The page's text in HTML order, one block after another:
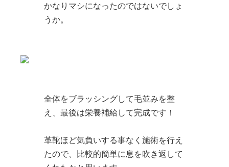
かなりマシになったのではないでしょ
うか。
全体をブラッシングして毛並みを整
え、最後は栄養補給して完成です！
革靴ほど気負いする事なく施術を行え
たので、比較的簡単に息を吹き返して